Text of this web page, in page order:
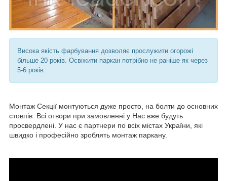
Висока якість фарбування дозволяє прослужити огорожі
більше 20 років. Освіжити паркан потрібно не раніше як через
5-6 років.
Монтаж Секції монтуються дуже просто, на болти до основних
стовпів. Всі отвори при замовленні у Нас вже будуть
просвердлені. У нас є партнери по всіх містах України, які
швидко і професійно зроблять монтаж паркану.